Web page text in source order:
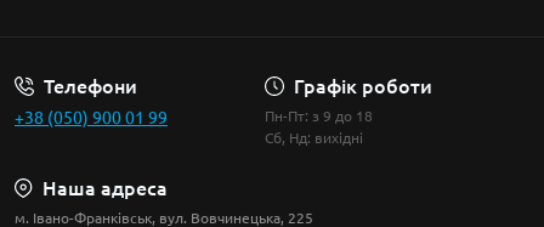
Телефони
+38 (050) 900 01 99
Графік роботи
Пн-Пт: з 9 до 18
Сб, Нд: вихідні
Наша адреса
м. Івано-Франківськ, вул. Вовчинецька, 225